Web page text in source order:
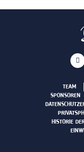
TEAM
SPONSOREN
HISTORIE